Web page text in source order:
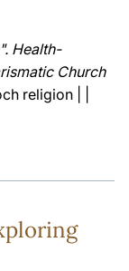
Health-
Church
religion | |